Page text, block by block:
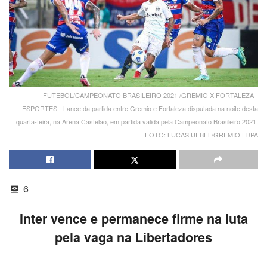
FUTEBOL/CAMPEONATO BRASILEIRO 2021 /GREMIO X FORTALEZA -
ESPORTES - Lance da partida entre Gremio e Fortaleza disputada na noite desta
quarta-feira, na Arena Castelao, em partida valida pela Campeonato Brasileiro 2021.
FOTO: LUCAS UEBEL/GREMIO FBPA
6
Inter vence e permanece firme na luta
pela vaga na Libertadores